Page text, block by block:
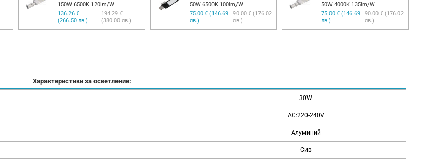
150W 6500K 120lm/W
136.26 €
(266.50 лв.)
194.29 €
(380.00 лв.)
50W 6500K 100lm/W
75.00 € (146.69
лв.)
90.00 € (176.02
лв.)
50W 4000K 135lm/W
75.00 € (146.69
лв.)
90.00 € (176.02
лв.)
Характеристики за осветление:
30W
AC:220-240V
Алуминий
Сив